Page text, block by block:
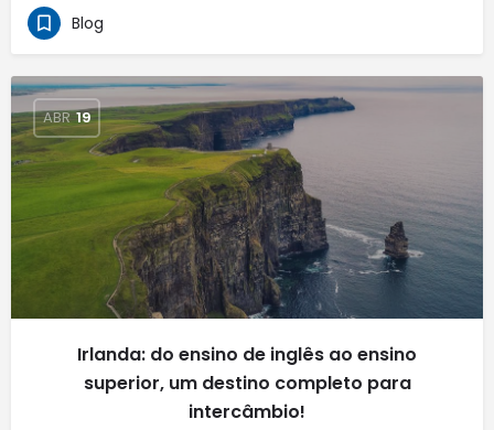
Blog
ABR 19
Irlanda: do ensino de inglês ao ensino
superior, um destino completo para
intercâmbio!